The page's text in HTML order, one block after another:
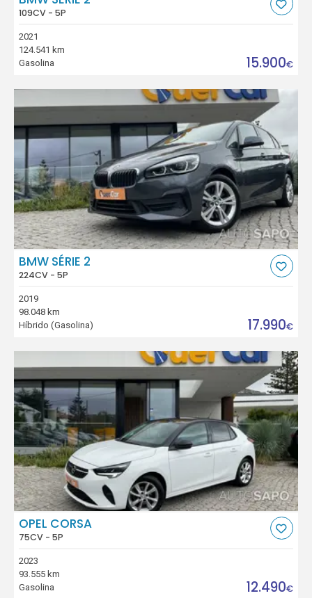
109CV - 5P
2021
124.541 km
Gasolina
15.900€
BMW SÉRIE 2
224CV - 5P
2019
98.048 km
Híbrido (Gasolina)
17.990€
OPEL CORSA
75CV - 5P
2023
93.555 km
Gasolina
12.490€